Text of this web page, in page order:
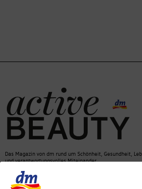
Das Magazin von dm rund um Schönheit, Gesundheit,
und verantwortungsvolles Miteinander.